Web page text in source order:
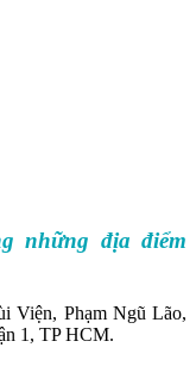
những địa điểm
Viện, Phạm Ngũ Lão,
1, TP HCM.